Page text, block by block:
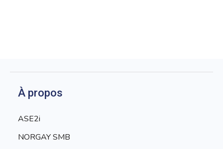
À propos
ASE2i
NORGAY SMB